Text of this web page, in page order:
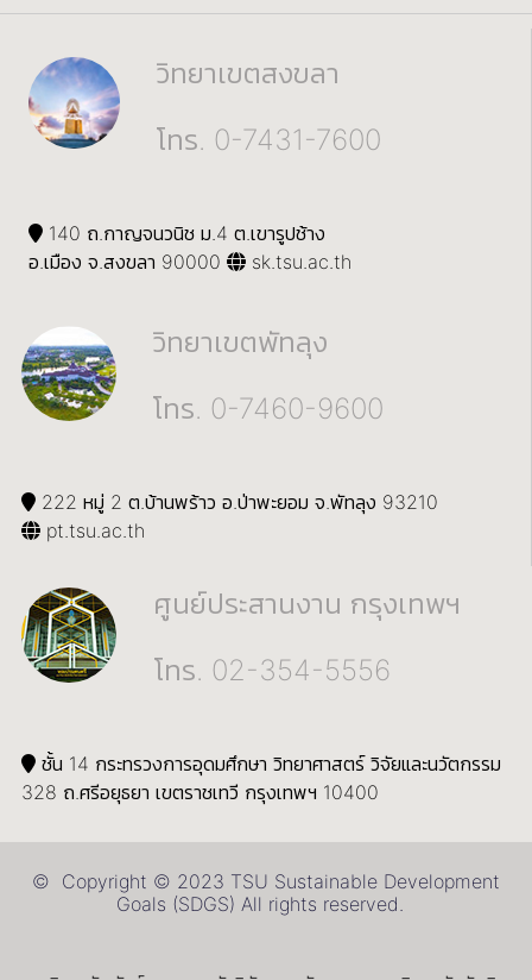
วิทยาเขตสงขลา
โทร. 0-7431-7600
140 ถ.กาญจนวนิช ม.4 ต.เขารูปช้าง
อ.เมือง จ.สงขลา 90000
sk.tsu.ac.th
วิทยาเขตพัทลุง
โทร. 0-7460-9600
222 หมู่ 2 ต.บ้านพร้าว อ.ป่าพะยอม จ.พัทลุง 93210
pt.tsu.ac.th
ศูนย์ประสานงาน กรุงเทพฯ
โทร. 02-354-5556
ชั้น 14 กระทรวงการอุดมศึกษา วิทยาศาสตร์ วิจัยและนวัตกรรม
328 ถ.ศรีอยุธยา เขตราชเทวี กรุงเทพฯ 10400
© Copyright © 2023 TSU Sustainable Development
Goals (SDGS) All rights reserved.